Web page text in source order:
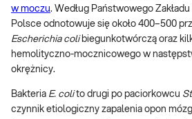
w moczu. Według Państwowego
Polsce odnotowuje się około 400–500
Escherichia colibiegunkotwórczą oraz
hemolityczno-mocznicowego w
okrężnicy.
Bakteria E. colito drugi po paciorkowcu
czynnik etiologiczny zapalenia opon